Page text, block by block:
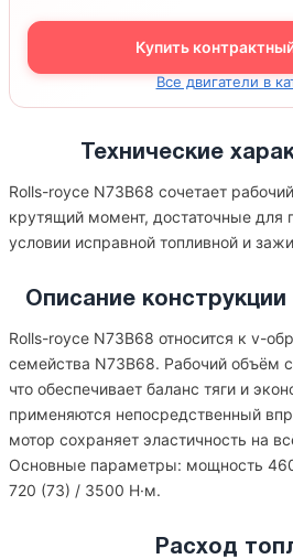
Купить
Все двигатели в
Технические
Rolls-royce N73B68 сочетает
крутящий момент, достаточные для
условии исправной топливной и
Описание
Rolls-royce N73B68 относится к v-
семейства N73B68. Рабочий объём
что обеспечивает баланс тяги и
применяются непосредственный
мотор сохраняет эластичность на
Основные параметры: мощность
720 (73) / 3500 Н·м.
Расход